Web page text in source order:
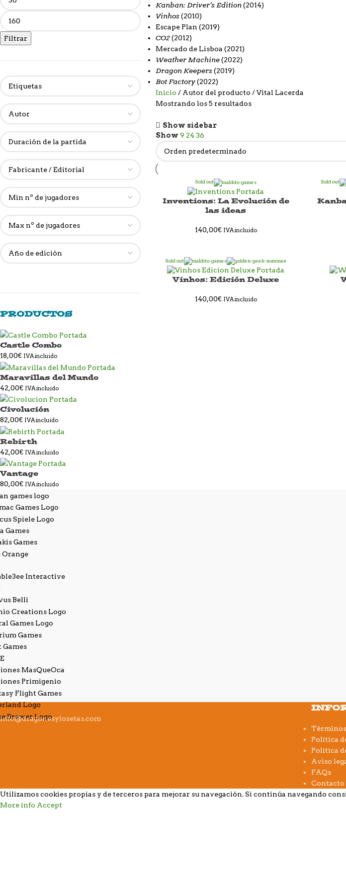
Filtrar
PRODUCTOS
Castle Combo
18,00€ IVA incluido
Maravillas del Mundo
42,00€ IVA incluido
Civolución
82,00€ IVA incluido
Rebirth
42,00€ IVA incluido
Vantage
80,00€ IVA incluido
Kanban: Driver’s Edition(2014)
Vinhos(2010)
Escape Plan (2019)
CO2(2012)
Mercado de Lisboa (2021)
Weather Machine(2022)
Dragon Keepers(2019)
Bot Factory(2022)
Inicio
Autor del producto
Vital Lacerda
Mostrando los 5 resultados
Show sidebar
Show 9 24 36
Sold out
Inventions: La Evolución de
las ideas
140,00€ IVA incluido
Sold out
Sold out
Vinhos: Edición Deluxe
140,00€ IVA incluido
info@dragonesylosetas.com
Política
Política
Aviso
FAQs
Contacto
Utilizamos cookies propias y de terceros para mejorar su navegación. Si continúa navegando
More info Accept